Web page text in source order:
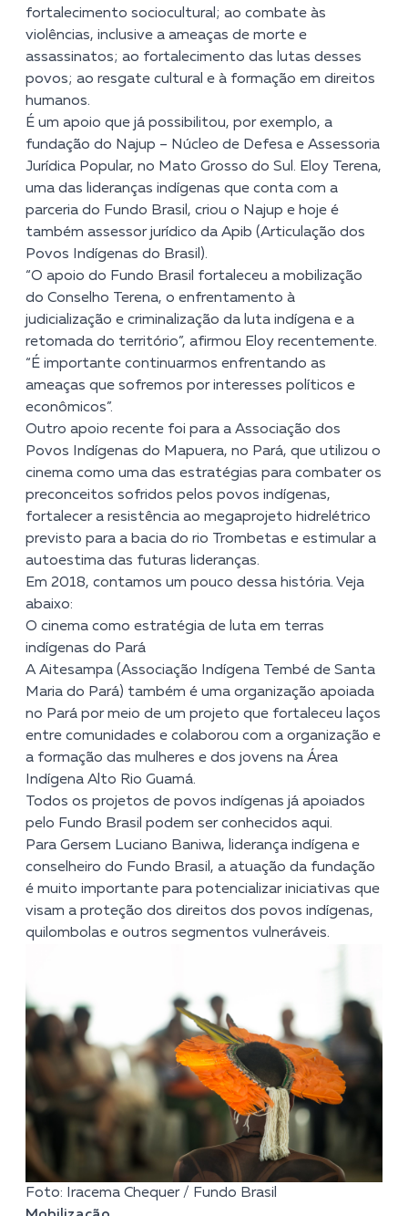
fortalecimento sociocultural; ao combate às
violências, inclusive a ameaças de morte e
assassinatos; ao fortalecimento das lutas desses
povos; ao resgate cultural e à formação em direitos
humanos.
É um apoio que já possibilitou, por exemplo, a
fundação do Najup – Núcleo de Defesa e Assessoria
Jurídica Popular, no Mato Grosso do Sul. Eloy Terena,
uma das lideranças indígenas que conta com a
parceria do Fundo Brasil, criou o Najup e hoje é
também assessor jurídico da Apib (Articulação dos
Povos Indígenas do Brasil).
“O apoio do Fundo Brasil fortaleceu a mobilização
do Conselho Terena, o enfrentamento à
judicialização e criminalização da luta indígena e a
retomada do território”, afirmou Eloy recentemente.
“É importante continuarmos enfrentando as
ameaças que sofremos por interesses políticos e
econômicos”.
Outro apoio recente foi para a Associação dos
Povos Indígenas do Mapuera, no Pará, que utilizou o
cinema como uma das estratégias para combater os
preconceitos sofridos pelos povos indígenas,
fortalecer a resistência ao megaprojeto hidrelétrico
previsto para a bacia do rio Trombetas e estimular a
autoestima das futuras lideranças.
Em 2018, contamos um pouco dessa história. Veja
abaixo:
O cinema como estratégia de luta em terras
indígenas do Pará
AAitesampa (Associação Indígena Tembé de Santa
Maria do Pará) também é uma organização apoiada
no Pará por meio de um projeto que fortaleceu laços
entre comunidades e colaborou com a organização e
a formação das mulheres e dos jovens na Área
Indígena Alto Rio Guamá.
Todos os projetos de povos indígenas já apoiados
pelo Fundo Brasil podem ser conhecidos aqui.
Para Gersem Luciano Baniwa, liderança indígena e
conselheiro do Fundo Brasil, a atuação da fundação
é muito importante para potencializar iniciativas que
visam a proteção dos direitos dos povos indígenas,
quilombolas e outros segmentos vulneráveis.
Foto: Iracema Chequer / Fundo Brasil